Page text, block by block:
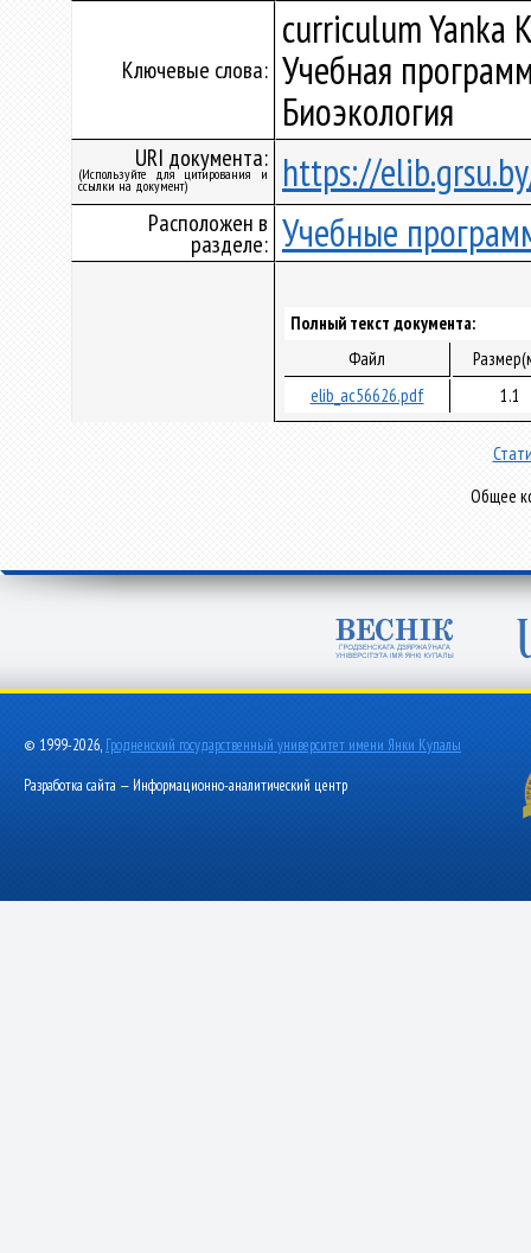
Ключевые слова:
curriculum Yanka
Учебная
Биоэкология
URI документа:
(Используйте для цитирования и
ссылки на документ) https://
Расположен в
разделе: Учебные
Полный текст документа:
Файл
elib_ac56626.pdf
1.1
Общее
© 1999-2026, Гродненский государственный университет имени Янки Купалы
Разработка сайта — Информационно-аналитический центр